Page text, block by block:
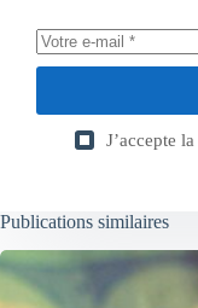
J’accepte la
Publications similaires